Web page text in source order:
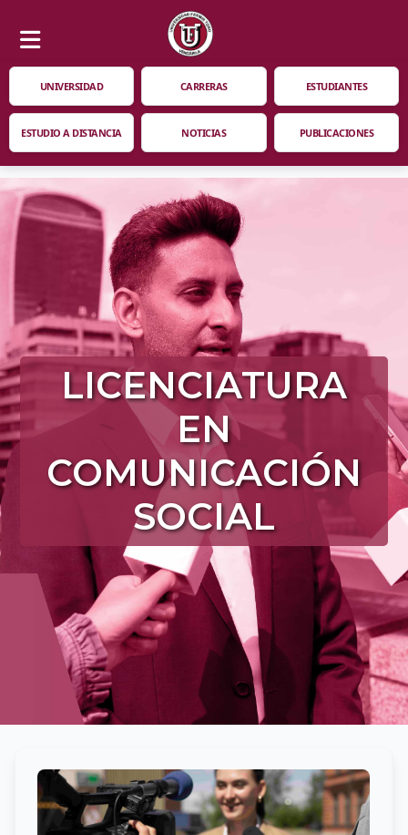
UNIVERSIDAD CARRERAS ESTUDIANTES
ESTUDIO A DISTANCIA NOTICIAS PUBLICACIONES
LICENCIATURA
EN
COMUNICACIÓN
SOCIAL